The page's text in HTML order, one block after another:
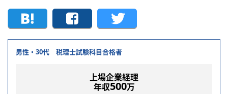
男性・30代 税理士試験科目合格者
上場企業経理
年収500万